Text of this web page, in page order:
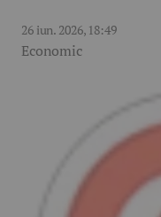
26 iun. 2026, 18:49
Economic